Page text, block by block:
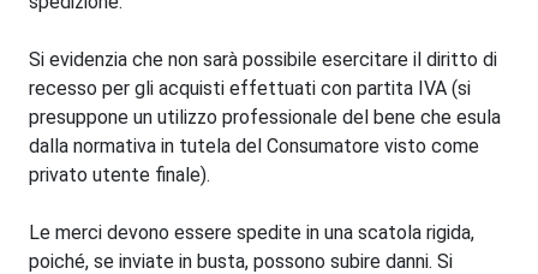
Si evidenzia che non sarà possibile esercitare il diritto di
recesso per gli acquisti effettuati con partita IVA (si
presuppone un utilizzo professionale del bene che esula
dalla normativa in tutela del Consumatore visto come
privato utente finale).
Le merci devono essere spedite in una scatola rigida,
poiché, se inviate in busta, possono subire danni. Si